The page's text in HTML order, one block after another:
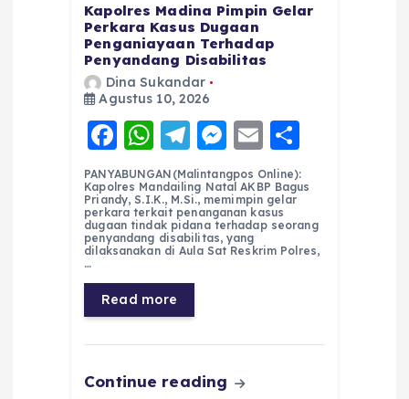
Kapolres Madina Pimpin Gelar
Perkara Kasus Dugaan
Penganiayaan Terhadap
Penyandang Disabilitas
Dina Sukandar
Agustus 10, 2026
F
a
c
e
b
o
o
k
W
h
a
ts
A
p
p
T
el
e
g
r
a
m
M
e
ss
e
n
E
m
ai
l
h
a
re
PANYABUNGAN(Malintangpos Online):
Kapolres Mandailing Natal AKBP Bagus
Priandy, S.I.K., M.Si., memimpin gelar
perkara terkait penanganan kasus
dugaan tindak pidana terhadap seorang
penyandang disabilitas, yang
dilaksanakan di Aula Sat Reskrim Polres,
…
Read more
Continue reading